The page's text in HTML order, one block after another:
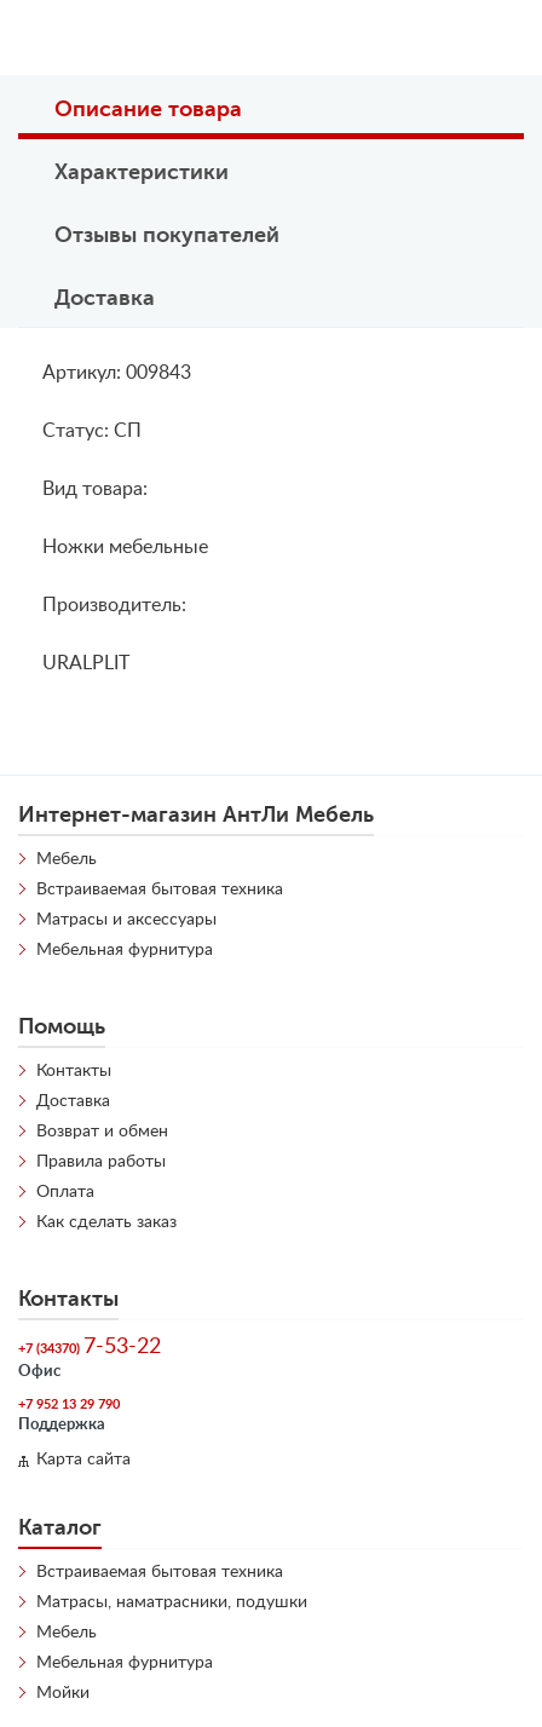
Описание товара
Характеристики
Отзывы покупателей
Доставка
Артикул: 009843
Статус: СП
Вид товара:
Ножки мебельные
Производитель:
URALPLIT
Интернет-магазин АнтЛи Мебель
Мебель
Встраиваемая бытовая техника
Матрасы и аксессуары
Мебельная фурнитура
Помощь
Контакты
Доставка
Возврат и обмен
Правила работы
Оплата
Как сделать заказ
Контакты
+7 (34370) 7-53-22
Офис
+7 952 13 29 790
Поддержка
Карта сайта
Каталог
Встраиваемая бытовая техника
Матрасы, наматрасники, подушки
Мебель
Мебельная фурнитура
Мойки